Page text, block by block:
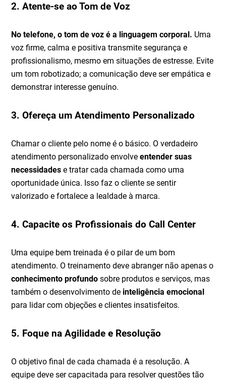
2. Atente-se ao Tom de Voz
No telefone, o tom de voz é a linguagem corporal. Uma
voz firme, calma e positiva transmite segurança e
profissionalismo, mesmo em situações de estresse. Evite
um tom robotizado; a comunicação deve ser empática e
demonstrar interesse genuíno.
3. Ofereça um Atendimento Personalizado
Chamar o cliente pelo nome é o básico. O verdadeiro
atendimento personalizado envolveentender suas
necessidades e tratar cada chamada como uma
oportunidade única. Isso faz o cliente se sentir
valorizado e fortalece a lealdade à marca.
4. Capacite os Profissionais do Call Center
Uma equipe bem treinada é o pilar de um bom
atendimento. O treinamento deve abranger não apenas o
conhecimento profundo sobre produtos e serviços, mas
também o desenvolvimento de inteligência emocional
para lidar com objeções e clientes insatisfeitos.
5. Foque na Agilidade e Resolução
O objetivo final de cada chamada é a resolução. A
equipe deve ser capacitada para resolver questões tão